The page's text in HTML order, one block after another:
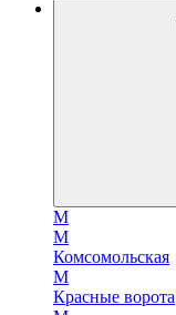
М
М
Комсомольская
М
Красные ворота